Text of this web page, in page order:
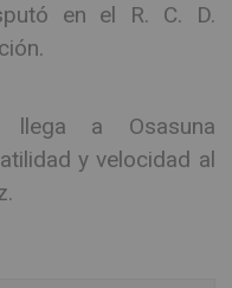
en el R. C. D.
llega a Osasuna
y velocidad al